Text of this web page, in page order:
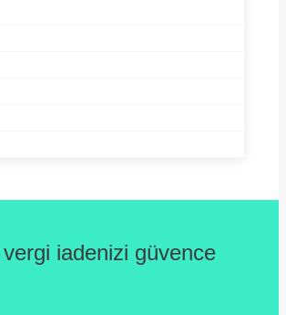
iadenizi güvence